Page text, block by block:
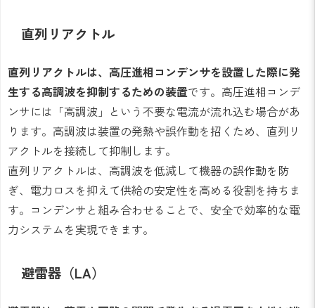
直列リアクトル
直列リアクトルは、高圧進相コンデンサを設置した際に発
生する高調波を抑制するための装置です。高圧進相コンデ
ンサには「高調波」という不要な電流が流れ込む場合があ
ります。高調波は装置の発熱や誤作動を招くため、直列リ
アクトルを接続して抑制します。
直列リアクトルは、高調波を低減して機器の誤作動を防
ぎ、電力ロスを抑えて供給の安定性を高める役割を持ちま
す。コンデンサと組み合わせることで、安全で効率的な電
力システムを実現できます。
避雷器（LA）